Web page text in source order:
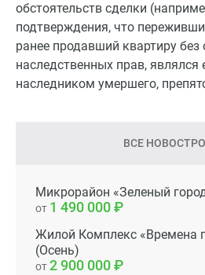
обстоятельств сделки
подтверждения, что
ранее продавший квартиру
наследственных прав,
наследником умершего,
ВСЕ
Микрорайон «Зеленый
от 1 490 000
Жилой Комплекс «Времена
(Осень)
от2 900 000